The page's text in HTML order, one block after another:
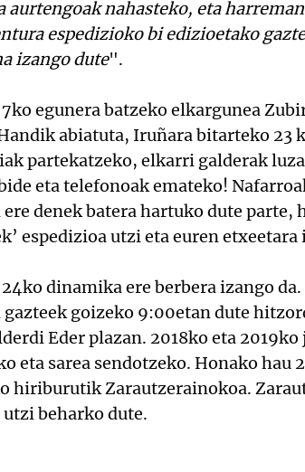
aurtengoak nahasteko, eta
espedizioko bi edizioetako
izango dute".
egunera batzeko elkargunea
abiatuta, Iruñara bitarteko
partekatzeko, elkarri galderak
eta telefonoak emateko!
denek batera hartuko dute
espedizioa utzi eta euren
dinamika ere berbera izango
goizeko 9:00etan dute
Eder plazan. 2018ko eta
eta sarea sendotzeko. Honako hau
hiriburutik Zarautzerainokoa.
beharko dute.